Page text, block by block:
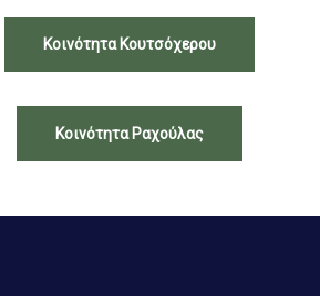
Κοινότητα Κουτσόχερου
Κοινότητα Ραχούλας